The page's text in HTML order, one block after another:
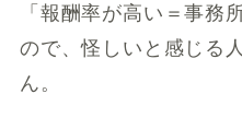
「報酬率が高い＝事務
ので、怪しいと感じる
ん。